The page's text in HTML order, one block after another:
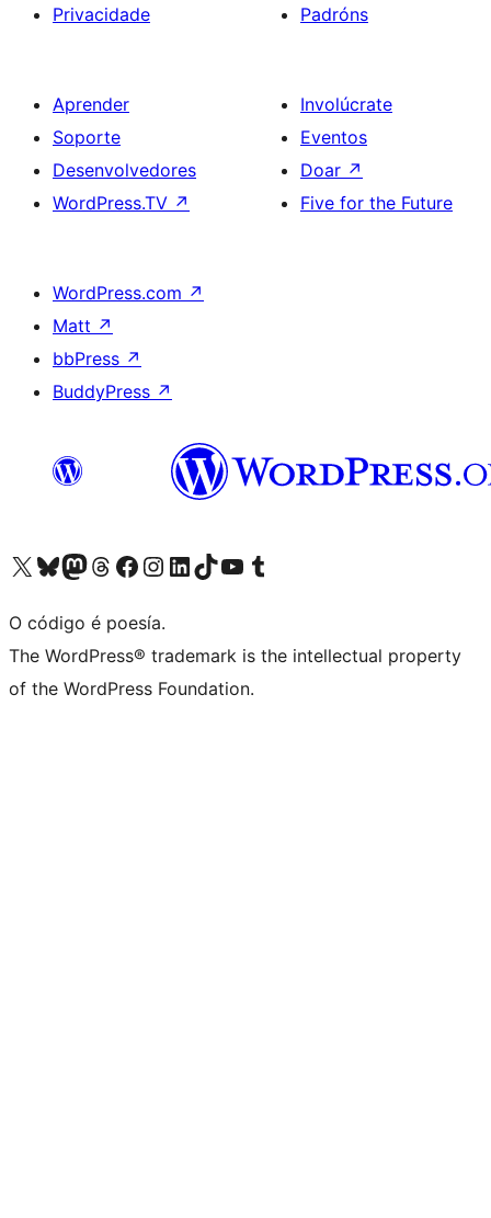
Privacidade
Padróns
Aprender
Soporte
Desenvolvedores
WordPress.TV ↗
Involúcrate
Eventos
Doar ↗
Five for the Future
WordPress.com ↗
Matt ↗
bbPress ↗
BuddyPress ↗
Visita la cuenta de X (anteriormente Twitter)
Visita a nosa conta de Bluesky
Visita a nosa conta de Mastodon
Visita a nosa conta de Threads
Visita a nosa páxina de Facebook
Visita a nosa conta de Instagram
Visita a nosa conta de LinkedIn
Visita a nosa conta de TikTok
Visita a nosa canle de YouTube
Visita a nosa conta de Tumblr
O código é poesía.
The WordPress® trademark is the intellectual property
of the WordPress Foundation.